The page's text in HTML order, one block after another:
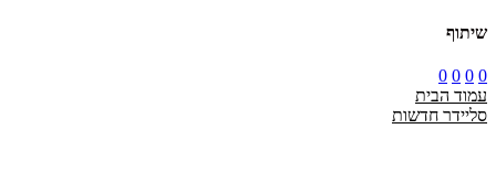
שיתוף
0
0
0
0
עמוד הבית
סליידר חדשות